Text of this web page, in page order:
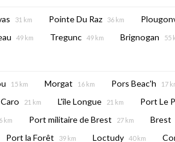
31 km Pointe Du Raz 36 km
49 km Tregunc 49 km Brignogan 55
15 km Morgat 16 km Pors Beac'h 17
Caro 21 km L'île Longue 21 km Port Le
km Port militaire de Brest 27 km Brest
Port la Forêt 39 km Loctudy 40 km